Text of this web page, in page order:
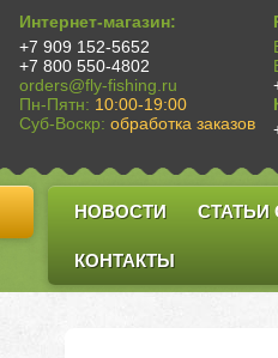
Интернет-магазин:
+7 909 152-5652
+7 800 550-4802
orders@fly-fishing.ru
Пн-Пятн: 10:00-19:00
Суб-Воскр: обработка заказов
НОВОСТИ СТАТЬИ
КОНТАКТЫ